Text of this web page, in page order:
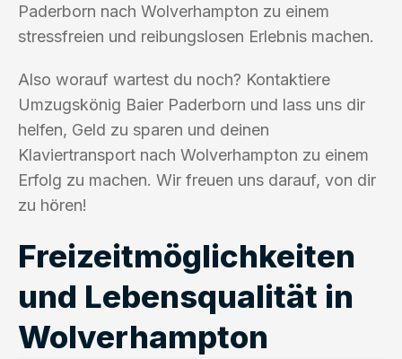
Paderborn nach Wolverhampton zu einem
stressfreien und reibungslosen Erlebnis machen.
Also worauf wartest du noch? Kontaktiere
Umzugskönig Baier Paderborn und lass uns dir
helfen, Geld zu sparen und deinen
Klaviertransport nach Wolverhampton zu einem
Erfolg zu machen. Wir freuen uns darauf, von dir
zu hören!
Freizeitmöglichkeiten
und Lebensqualität in
Wolverhampton